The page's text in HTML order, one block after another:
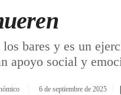
bares y es un
apoyo social y
6 de septiembre de 2025